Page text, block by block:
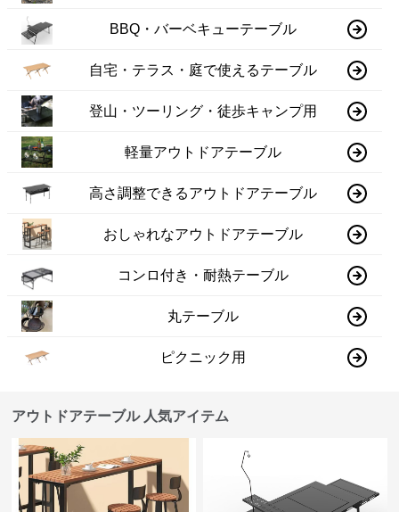
BBQ・バーベキューテーブル
自宅・テラス・庭で使えるテーブル
登山・ツーリング・徒歩キャンプ用
軽量アウトドアテーブル
高さ調整できるアウトドアテーブル
おしゃれなアウトドアテーブル
コンロ付き・耐熱テーブル
丸テーブル
ピクニック用
アウトドアテーブル 人気アイテム